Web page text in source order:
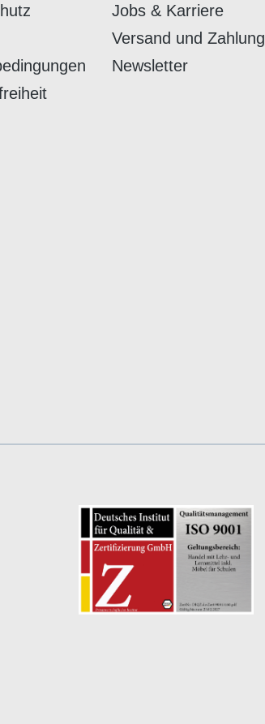
Jobs & Karriere
Versand und Zahlung
Newsletter